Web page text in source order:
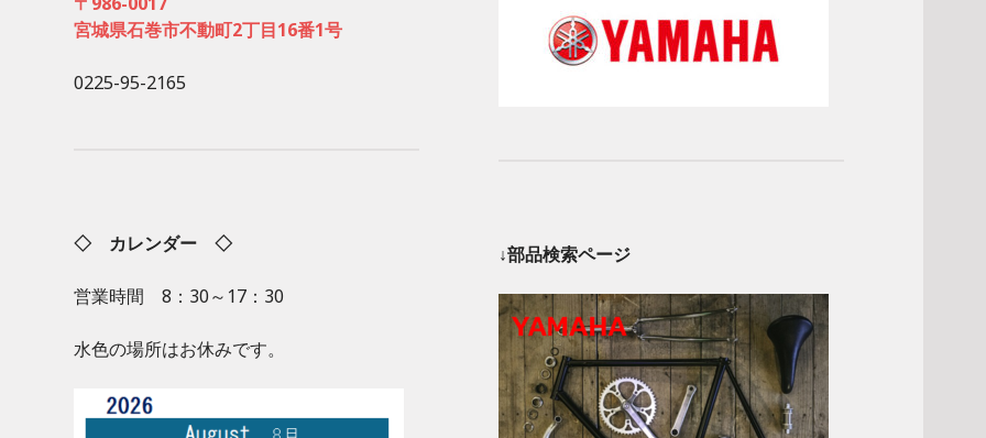
宮城県石巻市不動町2丁目16番1号
0225-95-2165
◇ カレンダー ◇
営業時間 8：30～17：30
水色の場所はお休みです。
↓部品検索ページ